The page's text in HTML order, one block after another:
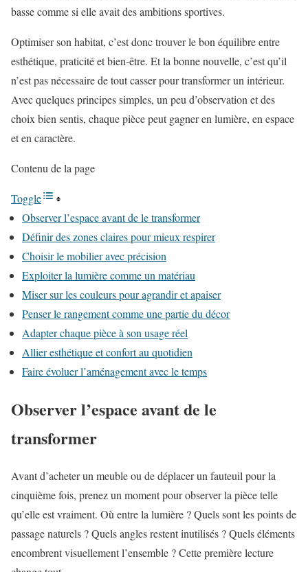
basse comme si elle avait des ambitions sportives.
Optimiser son habitat, c’est donc trouver le bon équilibre entre
esthétique, praticité et bien-être. Et la bonne nouvelle, c’est qu’il
n’est pas nécessaire de tout casser pour transformer un intérieur.
Avec quelques principes simples, un peu d’observation et des
choix bien sentis, chaque pièce peut gagner en lumière, en espace
et en caractère.
Contenu de la page
Toggle
Observer l’espace avant de le transformer
Définir des zones claires pour mieux respirer
Choisir le mobilier avec précision
Exploiter la lumière comme un matériau
Miser sur les couleurs pour agrandir et apaiser
Penser le rangement comme une partie du décor
Adapter chaque pièce à son usage réel
Allier esthétique et confort au quotidien
Faire évoluer l’aménagement avec le temps
Observer l’espace avant de le
transformer
Avant d’acheter un meuble ou de déplacer un fauteuil pour la
cinquième fois, prenez un moment pour observer la pièce telle
qu’elle est vraiment. Où entre la lumière ? Quels sont les points de
passage naturels ? Quels angles restent inutilisés ? Quels éléments
encombrent visuellement l’ensemble ? Cette première lecture